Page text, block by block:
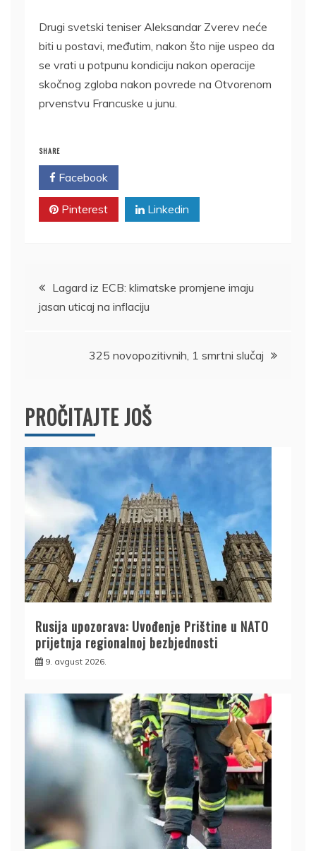
Drugi svetski teniser Aleksandar Zverev neće
biti u postavi, međutim, nakon što nije uspeo da
se vrati u potpunu kondiciju nakon operacije
skočnog zgloba nakon povrede na Otvorenom
prvenstvu Francuske u junu.
SHARE
Facebook
Pinterest Linkedin
Kretanje
članka
Lagard iz ECB: klimatske promjene imaju
jasan uticaj na inflaciju
325 novopozitivnih, 1 smrtni slučaj
PROČITAJTE JOŠ
Rusija upozorava: Uvođenje Prištine u NATO
prijetnja regionalnoj bezbjednosti
9. avgust 2026.